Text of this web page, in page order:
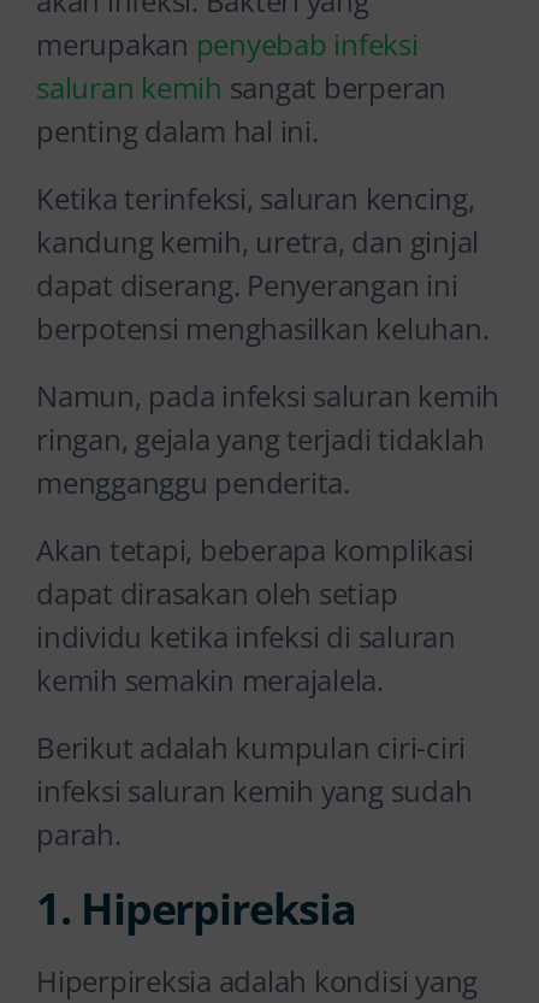
merupakan penyebab infeksi
saluran kemih sangat berperan
penting dalam hal ini.
Ketika terinfeksi, saluran kencing,
kandung kemih, uretra, dan ginjal
dapat diserang. Penyerangan ini
berpotensi menghasilkan keluhan.
Namun, pada infeksi saluran kemih
ringan, gejala yang terjadi tidaklah
mengganggu penderita.
Akan tetapi, beberapa komplikasi
dapat dirasakan oleh setiap
individu ketika infeksi di saluran
kemih semakin merajalela.
Berikut adalah kumpulan ciri-ciri
infeksi saluran kemih yang sudah
parah.
1. Hiperpireksia
Hiperpireksia adalah kondisi yang